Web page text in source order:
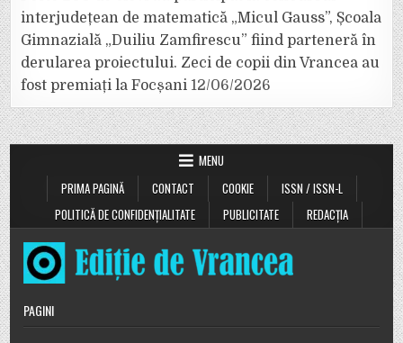
interjudețean de matematică „Micul Gauss”, Școala
Gimnazială „Duiliu Zamfirescu” fiind parteneră în
derularea proiectului. Zeci de copii din Vrancea au
fost premiați la Focșani 12/06/2026
MENU
PRIMA PAGINĂ
CONTACT COOKIE
ISSN / ISSN-L
POLITICĂ DE CONFIDENȚIALITATE
PUBLICITATE REDACȚIA
PAGINI